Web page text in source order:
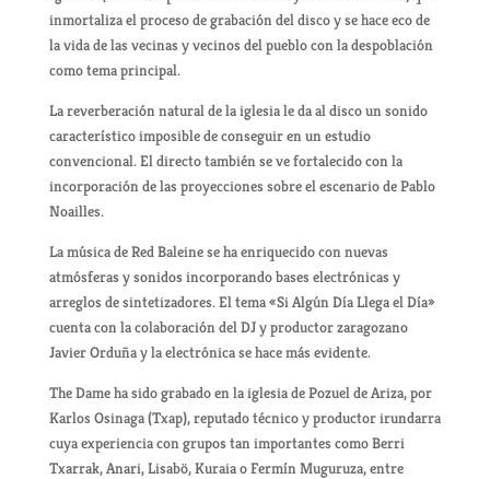
inmortaliza el proceso de grabación del disco y se hace eco de
la vida de las vecinas y vecinos del pueblo con la despoblación
como tema principal.
La reverberación natural de la iglesia le da al disco un sonido
característico imposible de conseguir en un estudio
convencional. El directo también se ve fortalecido con la
incorporación de las proyecciones sobre el escenario de Pablo
Noailles.
La música de Red Baleine se ha enriquecido con nuevas
atmósferas y sonidos incorporando bases electrónicas y
arreglos de sintetizadores. El tema «Si Algún Día Llega el Día»
cuenta con la colaboración del DJ y productor zaragozano
Javier Orduña y la electrónica se hace más evidente.
The Dame ha sido grabado en la iglesia de Pozuel de Ariza, por
Karlos Osinaga (Txap), reputado técnico y productor irundarra
cuya experiencia con grupos tan importantes como Berri
Txarrak, Anari, Lisabö, Kuraia o Fermín Muguruza, entre